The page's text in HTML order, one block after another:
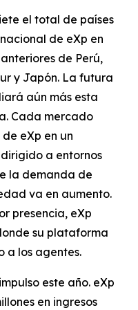
el total de países
de eXp en
de Perú,
y Japón. La futura
aún más esta
Cada mercado
eXp en un
a entornos
la demanda de
va en aumento.
presencia, eXp
su plataforma
a los agentes.
este año. eXp
en ingresos